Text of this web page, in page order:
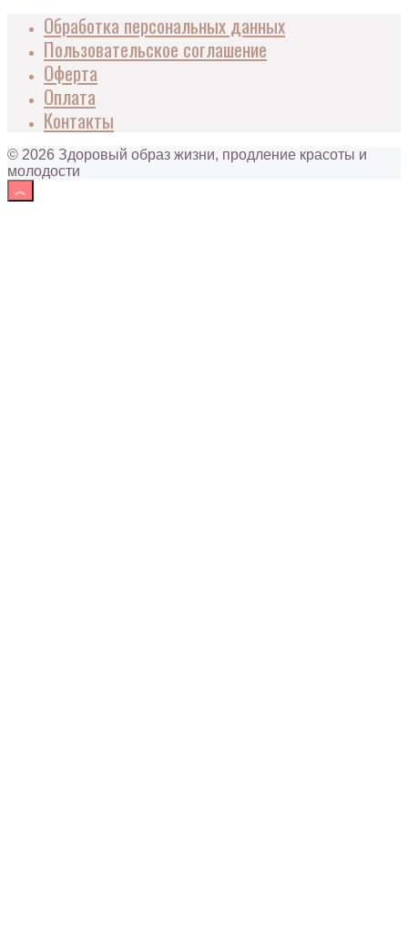
Обработка персональных данных
Пользовательское соглашение
Оферта
Оплата
Контакты
© 2026 Здоровый образ жизни, продление красоты и
молодости